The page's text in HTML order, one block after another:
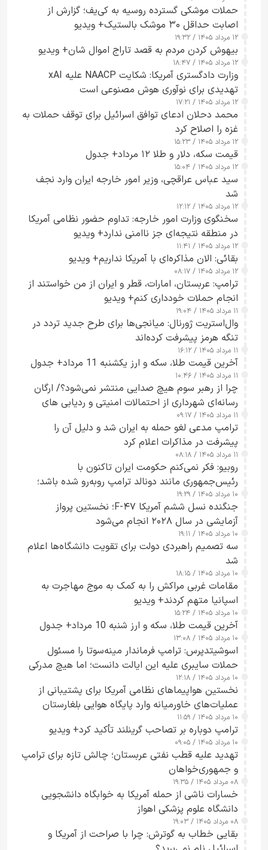
حملات موشکی گسترده روسیه به کی‌یف؛ گزارش از
اصابت حداقل ۳۰ موشک بالستیک+ ویدیو
۱۲ مرداد ۱۴۰۵ / ۱۹:۳۲
بیهوش کردن مردم به قصد تاراج اموال شان+ ویدیو
۱۲ مرداد ۱۴۰۵ / ۱۸:۴۷
وزارت دادگستری آمریکا: شکایت NAACP علیه xAI
تهدیدی برای نوآوری هوش مصنوعی است
۱۲ مرداد ۱۴۰۵ / ۱۷:۲۱
محمد دحلان ادعای توافق اسرائیل برای توقف حملات به
غزه را اصلاح کرد
۱۲ مرداد ۱۴۰۵ / ۱۵:۲۳
قیمت سکه، دلار و طلا ۱۲ مرداد+ جدول
۱۲ مرداد ۱۴۰۵ / ۱۵:۰۴
سید عباس عراقچی، وزیر امور خارجه ایران وارد نجف
شد
۱۲ مرداد ۱۴۰۵ / ۱۲:۱۲
سخنگوی وزارت امور خارجه: تداوم حضور نظامی آمریکا
در منطقه نتیجه‌ای جز ناامنی ندارد+ ویدیو
۱۲ مرداد ۱۴۰۵ / ۱۱:۴۱
بقائی: الان مذاکره‌ای با آمریکا نداریم+ ویدیو
۱۲ مرداد ۱۴۰۵ / ۰۸:۱۷
ترامپ: عربستان، امارات، قطر و ایران از من خواستند از
انجام حملات خودداری کنم+ ویدیو
۱۱ مرداد ۱۴۰۵ / ۱۹:۰۴
وال‌استریت ژورنال: میانجی‌ها برای طرح جدید تردد در
تنگه هرمز پیشرفت کرده‌اند
۱۱ مرداد ۱۴۰۵ / ۱۶:۱۲
آخرین قیمت طلا، سکه و ارز یکشنبه 11 مرداد+ جدول
۱۱ مرداد ۱۴۰۵ / ۱۰:۴۶
چرا از رهبر سوم هیچ صدایی منتشر نمی‌شود؟/ ارگان
رسانه‌ای شهرداری از احتمالات امنیتی و ردیابی های
جاسوسی گفت
۱۱ مرداد ۱۴۰۵ / ۰۹:۱۷
ترامپ مدعی لغو حمله به ایران شد و دلیل آن را
پیشرفت در مذاکرات اعلام کرد
۱۱ مرداد ۱۴۰۵ / ۰۸:۱۸
روبیو: فکر نمی‌کنم حکومت ایران تاکنون با
رئیس‌جمهوری مانند دونالد ترامپ روبه‌رو شده باشد؛
کسی که واقعاً دست به اقدام می‌زند
۱۰ مرداد ۱۴۰۵ / ۱۹:۲۹
جنگنده نسل ششم آمریکا F-۴۷؛ نخستین پرواز
آزمایشی در سال ۲۰۲۸ انجام می‌شود
۱۰ مرداد ۱۴۰۵ / ۱۹:۱۱
سه تصمیم راهبردی دولت برای تقویت دانشگاه‌ها اعلام
شد
۱۰ مرداد ۱۴۰۵ / ۱۸:۱۵
مقامات غربی مراکش را به کمک به موج مهاجرت به
اسپانیا متهم کردند+ ویدیو
۱۰ مرداد ۱۴۰۵ / ۱۵:۲۴
آخرین قیمت طلا، سکه و ارز شنبه 10 مرداد+ جدول
۱۰ مرداد ۱۴۰۵ / ۱۳:۰۸
اسوشیتدپرس: ترامپ فرماندار مینه‌سوتا را مسئول
حملات سایبری علیه این ایالت دانست؛ اما هیچ مدرکی
ارائه نکرد
۱۰ مرداد ۱۴۰۵ / ۱۲:۱۸
نخستین هواپیماهای نظامی آمریکا برای پشتیبانی از
عملیات‌های خاورمیانه وارد پایگاه هوایی بلغارستان
شدند
۱۰ مرداد ۱۴۰۵ / ۱۱:۵۹
ترامپ دوباره بر تصاحب گرینلند تأکید کرد+ ویدیو
۱۰ مرداد ۱۴۰۵ / ۰۹:۰۵
تهدید علیه قطب نفتی عربستان؛ چالش تازه برای ترامپ
و جمهوری‌خواهان
۰۸ مرداد ۱۴۰۵ / ۱۹:۳۵
خسارات ناشی از حمله آمریکا به خوابگاه دانشجویی
دانشگاه علوم پزشکی اهواز
۰۸ مرداد ۱۴۰۵ / ۱۹:۰۳
بقایی خطاب به گوترش: چرا با صراحت از آمریکا و